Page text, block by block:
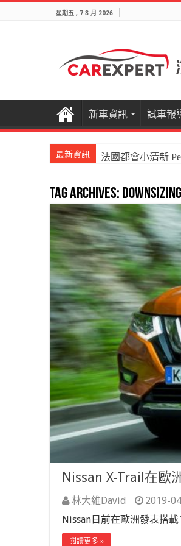
星期五 , 7 8 月 2026
新車資訊 試車報
最新資訊 法國都會小清新
Tag Archives: Downsizing
Nissan X-Trail在歐
林大維David 2019-
Nissan日前在歐洲發表搭
閱讀更多 »